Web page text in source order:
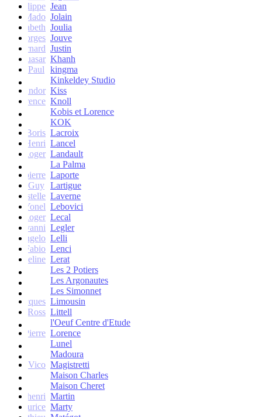
Philippe Jean
Mado Jolain
Elisabeth Joulia
Georges Jouve
Bernard Justin
Quasar Khanh
Paul
kingma
Kinkeldey Studio
Sandor Kiss
Florence Knoll
Kobis et Lorence
KOK
Jean-Boris Lacroix
Henri Lancel
Roger Landault
La Palma
Jean-pierre Laporte
Guy Lartigue
et Estelle Laverne
Yonel Lebovici
Roger Lecal
Giovanni Legler
Angelo Lelli
Fabio Lenci
Jacqueline Lerat
Les 2 Potiers
Les Argonautes
Les Simonnet
Jacques Limousin
Ross Littell
l'Oeuf Centre d'Etude
Jean-Pierre Lorence
Lunel
Madoura
Vico Magistretti
Maison Charles
Maison Cheret
henri Martin
Maurice Marty